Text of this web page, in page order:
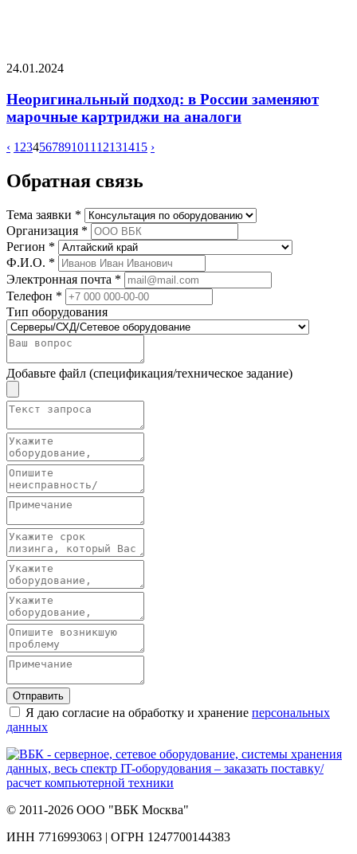
24.01.2024
Неоригинальный подход: в России заменяют
марочные картриджи на аналоги
‹ 1 234567891011 12131415 ›
Обратная связь
Тема заявки *
Организация *
Регион *
Ф.И.О. *
Электронная почта *
Телефон *
Тип оборудования
Добавьте файл (спецификация/техническое задание)
Отправить
Я даю согласие на обработку и хранение персональных
данных
© 2011-2026 ООО "ВБК Москва"
ИНН 7716993063 | ОГРН 1247700144383